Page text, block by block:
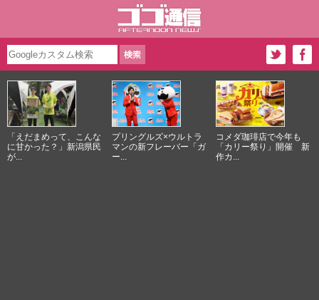
「えだまめって、こんな
に甘かった？」新潟県民
が...
プリングルズ×ウルトラ
マンの新フレーバー「ガ
ー...
コメダ珈琲店で今年も
「カリー祭り」開催 新
作カ...